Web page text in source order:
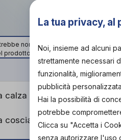
non rispecchiare appieno le
prodotto.
calza di fissaggio
coscia, mediven struva fix
La tua privacy, al
Noi, insieme ad alcuni
strettamente necessari
funzionalità,
pubblicità
Hai la possibilità di
potrebbe
Clicca su "Accetta i
senza autorizzare l'uso